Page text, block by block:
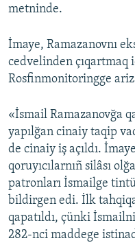
metninde.
İmaye, Ramazanovnı
cedvelinden çıqartmaq
Rosfinmonitoringge
«İsmail Ramazanovğa
yapılğan cinaiy taqip
de cinaiy iş açıldı.
qoruyıcılarnıñ silâsı
patronları İsmailge
bildirgen edi. İlk
qapatıldı, çünki
282-nci maddege